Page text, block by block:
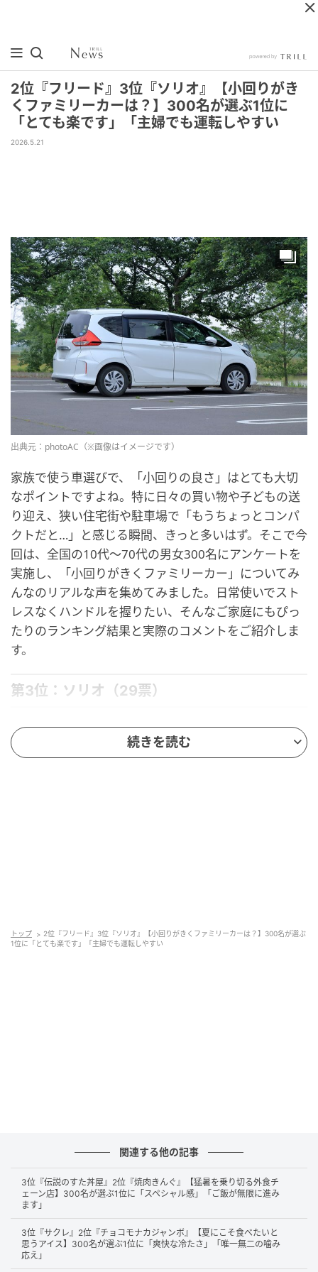
2位『フリード』3位『ソリオ』【小回りがき
くファミリーカーは？】300名が選ぶ1位に
「とても楽です」「主婦でも運転しやすい
2026.5.21
出典元：photoAC（※画像はイメージです）
家族で使う車選びで、「小回りの良さ」はとても大切
なポイントですよね。特に日々の買い物や子どもの送
り迎え、狭い住宅街や駐車場で「もうちょっとコンパ
クトだと…」と感じる瞬間、きっと多いはず。そこで今
回は、全国の10代〜70代の男女300名にアンケートを
実施し、「小回りがきくファミリーカー」についてみ
んなのリアルな声を集めてみました。日常使いでスト
レスなくハンドルを握りたい、そんなご家庭にもぴっ
たりのランキング結果と実際のコメントをご紹介しま
す。
第3位：ソリオ（29票）
第3位は、「ソリオ」。
いため小回りもきくし、女性も運転しやすい。（42歳/女性）
第2位：フリード（75票）
続いて第2位は、「フリード」でした。
取り回しの良さと3列シートの多機能性が好評で、都会
の細い道や混雑した駐車場でも安心して運転できる、
という感想が多く寄せられました。家族全員が快適に
続きを読む
トップ
2位『フリード』3位『ソリオ』【小回りがきくファミリーカーは？】300名が選ぶ
1位に「とても楽です」「主婦でも運転しやすい
関連する他の記事
3位『伝説のすた丼屋』2位『焼肉きんぐ』【猛暑を乗り切る外食チ
ェーン店】300名が選ぶ1位に「スペシャル感」「ご飯が無限に進み
ます」
3位『サクレ』2位『チョコモナカジャンボ』【夏にこそ食べたいと
思うアイス】300名が選ぶ1位に「爽快な冷たさ」「唯一無二の噛み
応え」